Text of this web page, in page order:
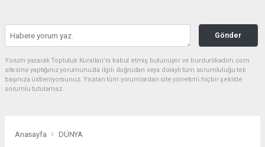
Gönder
Yorum yazarak Topluluk Kuralları’nı kabul etmiş bulunuyor ve burdurilkadim.com
sitesine yaptığınız yorumunuzla ilgili doğrudan veya dolaylı tüm sorumluluğu tek
başınıza üstleniyorsunuz. Yazılan tüm yorumlardan site yönetimi hiçbir şekilde
sorumlu tutulamaz.
Anasayfa DÜNYA